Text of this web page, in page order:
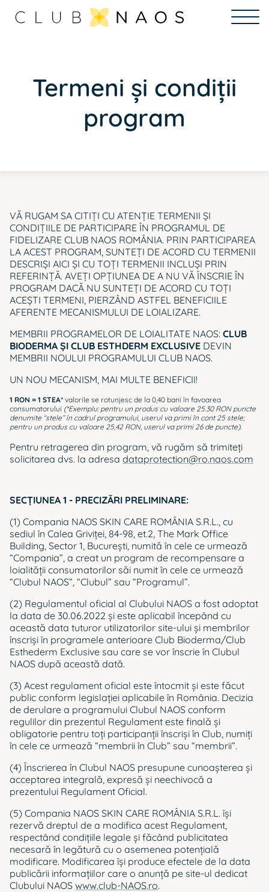
Termeni și condiții
program
VĂ RUGAM SA CITIȚI CU ATENȚIE TERMENII ȘI
CONDIȚIILE DE PARTICIPARE ÎN PROGRAMUL DE
FIDELIZARE CLUB NAOS ROMÂNIA. PRIN PARTICIPAREA
LA ACEST PROGRAM, SUNTEȚI DE ACORD CU TERMENII
DESCRIȘI AICI ȘI CU TOȚI TERMENII INCLUȘI PRIN
REFERINȚĂ. AVEȚI OPȚIUNEA DE A NU VĂ ÎNSCRIE ÎN
PROGRAM DACĂ NU SUNTEȚI DE ACORD CU TOȚI
ACEȘTI TERMENI, PIERZÂND ASTFEL BENEFICIILE
AFERENTE MECANISMULUI DE LOIALIZARE.
MEMBRII PROGRAMELOR DE LOIALITATE NAOS: CLUB
BIODERMA ȘI CLUB ESTHDERM EXCLUSIVE DEVIN
MEMBRII NOULUI PROGRAMULUI CLUB NAOS.
UN NOU MECANISM, MAI MULTE BENEFICII!
1 RON = 1 STEA* valorile se rotunjesc de la 0,40 bani în favoarea
consumatorului (*Exemplu: pentru un produs cu valoare 25.30 RON puncte
denumite “stele” în cadrul programului, userul va primi în cont 25 stele;
pentru un produs cu valoare 25,42 RON, userul va primi 26 de puncte).
Pentru retragerea din program, vă rugăm să trimiteți
solicitarea dvs. la adresa dataprotection@ro.naos.com
SECŢIUNEA 1 - PRECIZĂRI PRELIMINARE:
(1) Compania NAOS SKIN CARE ROMÂNIA S.R.L., cu
sediul în Calea Griviței, 84-98, et.2, The Mark Office
Building, Sector 1, București, numită în cele ce urmează
“Compania”, a creat un program de recompensare a
loialităţii consumatorilor săi numit în cele ce urmează
“Clubul NAOS”, “Clubul” sau “Programul”.
(2) Regulamentul oficial al Clubului NAOS a fost adoptat
la data de 30.06.2022 și este aplicabil începând cu
această data tuturor utilizatorilor site-ului şi membrilor
înscrişi în programele anterioare Club Bioderma/Club
Esthederm Exclusive sau care se vor înscrie în Clubul
NAOS după această dată.
(3) Acest regulament oficial este întocmit şi este făcut
public conform legislaţiei aplicabile în România. Decizia
de derulare a programului Clubul NAOS conform
regulilor din prezentul Regulament este finală şi
obligatorie pentru toţi participanţii înscrişi în Club, numiţi
în cele ce urmează “membrii în Club” sau “membrii”.
(4) Înscrierea în Clubul NAOS presupune cunoaşterea şi
acceptarea integrală, expresă şi neechivocă a
prezentului Regulament Oficial.
(5) Compania NAOS SKIN CARE ROMÂNIA S.R.L. îşi
rezervă dreptul de a modifica acest Regulament,
respectând condiţiile legale şi făcând publicitatea
necesară în legătură cu o asemenea potenţială
modificare. Modificarea îşi produce efectele de la data
publicării informaţiilor care o anunţă pe site-ul dedicat
Clubului NAOS www.club-NAOS.ro.